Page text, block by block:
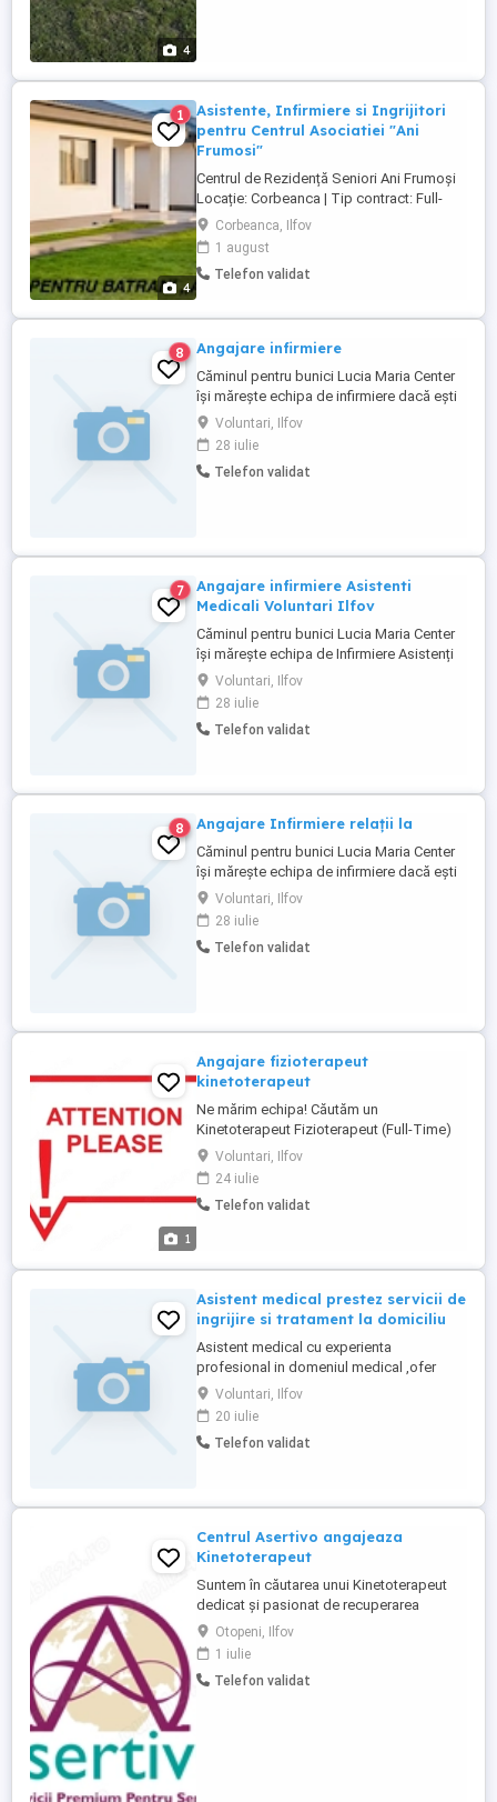
4
4
1
Asistente, Infirmiere si Ingrijitori
pentru Centrul Asociatiei "Ani
Frumosi"
Centrul de Rezidență Seniori Ani Frumoși
Locație: Corbeanca | Tip contract: Full-
time (CIM), lucru în ture, intern Asociația
Ani Frumoși își extinde echipa pentru
centrul rezidențial premium, axat pe
servicii all-inclusive ca acasă într-un mediu
și dedicați, ...
Corbeanca, Ilfov
1 august
Telefon validat
8 Angajare infirmiere
Căminul pentru bunici Lucia Maria Center
își mărește echipa de infirmiere dacă ești
interesat a nu ezita să ne contactezi la
numărul de telefon ( tură de 24 de ore 360
lei minim 15 ture pe luna) Va mulțumesc
frumos!
Voluntari, Ilfov
28 iulie
Telefon validat
7
Angajare infirmiere Asistenti
Medicali Voluntari Ilfov
Căminul pentru bunici Lucia Maria Center
își mărește echipa de Infirmiere Asistenți
Medicali dacă ești interesat a nu ezita să
ne contactezi la numărul de telefon
Infirmiere ( tură de 24 de ore 360 lei minim
15 ture pe luna) Asistenți Medicali tură de
Voluntari, Ilfov
28 iulie
Telefon validat
8 Angajare Infirmiere relații la
Căminul pentru bunici Lucia Maria Center
își mărește echipa de infirmiere dacă ești
interesat a ( tură de 24 de ore 360 lei
minim 15 ture pe luna) Număr de contact:
Voluntari, Ilfov
28 iulie
Telefon validat
1
Angajare fizioterapeut
kinetoterapeut
Ne mărim echipa! Căutăm un
Kinetoterapeut Fizioterapeut (Full-Time)
care își dorește să lucreze într-un mediu
profesionist, alături de o echipă dedicată
și de pacienți care au nevoie de implicare
și rezultate. Ce ne dorim de la tine: Studii
Voluntari, Ilfov
24 iulie
Telefon validat
Asistent medical prestez servicii de
ingrijire si tratament la domiciliu
Asistent medical cu experienta
profesional in domeniul medical ,ofer
servicii de ingrijire la domiciliu bolnavului
conform recomandarilor medicale in
colaborare cu medicul curant si
anume:tratament injectabil si perfuzabil
chirurgicala,pansament ...
Voluntari, Ilfov
20 iulie
Telefon validat
Centrul Asertivo angajeaza
Kinetoterapeut
Suntem în căutarea unui Kinetoterapeut
dedicat și pasionat de recuperarea
medicală, care să se alăture echipei
noastre. Cerințe: Studii de specialitate
finalizate în Kinetoterapie; Certificat de
liberă practică valabil; Experiența în
Otopeni, Ilfov
1 iulie
Telefon validat